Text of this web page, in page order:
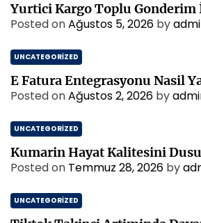
Yurtici Kargo Toplu
Posted onAğustos 5, 2026 by
UNCATEGORIZED
E Fatura Entegrasyonu Nasil
Posted onAğustos 2, 2026 by
UNCATEGORIZED
Kumarin Hayat Kalitesini
Posted on Temmuz 28, 2026 by
UNCATEGORIZED